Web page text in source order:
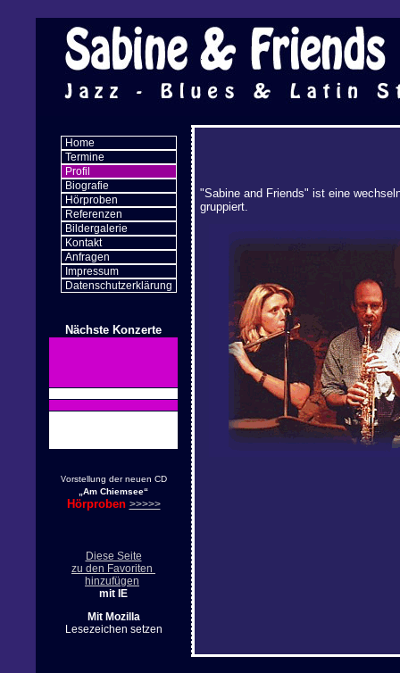
Home
Termine
Profil
Biografie
Hörproben
Referenzen
Bildergalerie
Kontakt
Anfragen
Impressum
Datenschutzerklärung
Nächste Konzerte
Vorstellung der neuen CD
„Am Chiemsee“
Hörproben >>>>>
Diese Seite
zu den Favoriten
hinzufügen
mit IE
Mit Mozilla
Lesezeichen setzen
"Sabine and Friends" ist eine
gruppiert.